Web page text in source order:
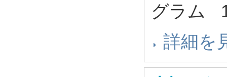
グラム
詳細を